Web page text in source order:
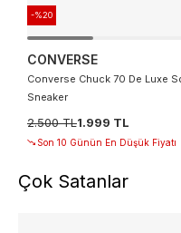
-%20
CONVERSE
Converse Chuck 70 De Luxe
Sneaker
2.500 TL1.999 TL
Son 10 Günün En Düşük Fiyatı
Çok Satanlar